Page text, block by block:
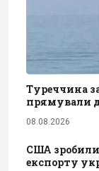
Туреччина
прямували
08.08.2026
США
експорту